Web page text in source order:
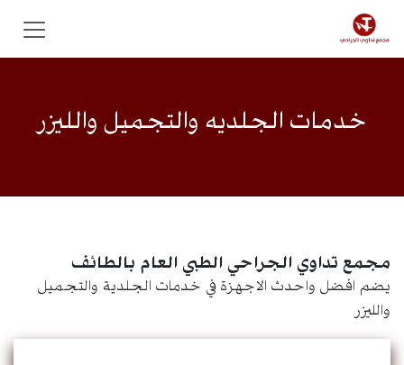
تخطي للذهاب إلى المحتوى
خدمات الجلديه والتجميل والليزر
مجمع تداوي الجراحي الطبي العام بالطائف
يضم افضل واحدث الاجهزة في خدمات الجلدية والتجميل
والليزر